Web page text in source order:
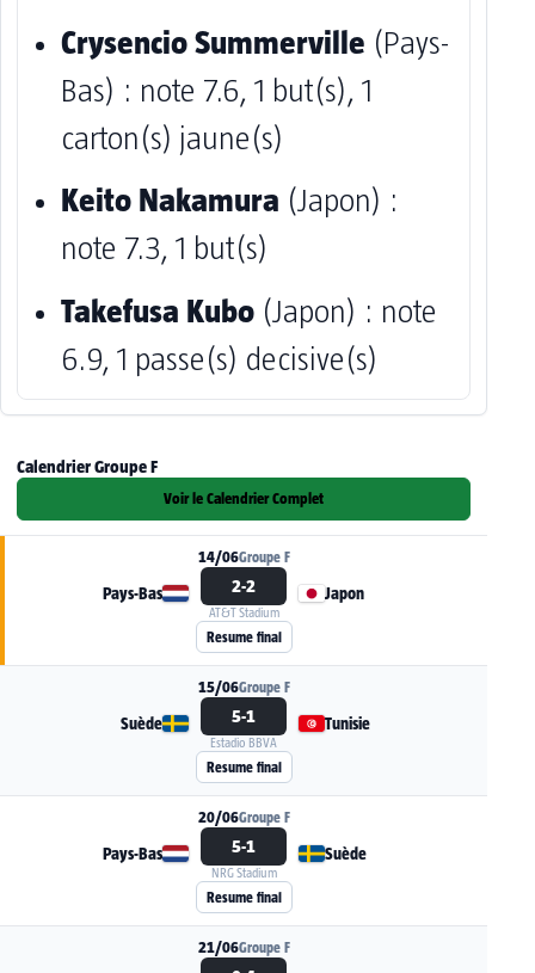
Crysencio Summerville (Pays-
Bas) : note 7.6, 1 but(s), 1
carton(s) jaune(s)
Keito Nakamura (Japon) :
note 7.3, 1 but(s)
Takefusa Kubo (Japon) : note
6.9, 1 passe(s) decisive(s)
Calendrier Groupe F
Voir le Calendrier Complet
Voir la fiche du match Pays-Bas - Japon
14/06Groupe F
Pays-Bas 2-2
AT&T Stadium
Japon
Resume final
Voir la fiche du match Suède - Tunisie
15/06Groupe F
Suède 5-1
Estadio BBVA
Tunisie
Resume final
Voir la fiche du match Pays-Bas - Suède
20/06Groupe F
Pays-Bas 5-1
NRG Stadium
Suède
Resume final
21/06Groupe F